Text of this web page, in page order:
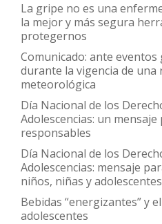
La gripe no es una
la mejor y más segura
protegernos
Comunicado: ante
durante la vigencia de una
meteorológica
Día Nacional de los
Adolescencias: un
responsables
Día Nacional de los
Adolescencias: mensaje
niños, niñas y adolescentes
Bebidas “energizantes” y
adolescentes